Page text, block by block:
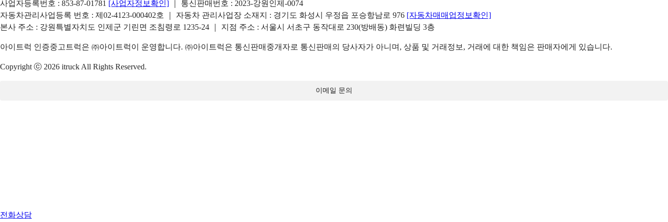
사업자등록번호 : 853-87-01781 [사업자정보확인]
｜ 통신판매번호 : 2023-강원인제-0074
자동차관리사업등록 번호 : 제02-4123-000402호 ｜ 자동차 관리사업장 소재지 : 경기도 화성시 우정읍 포승항남로 976 [자동차매매업정보확인]
본사 주소 : 강원특별자치도 인제군 기린면 조침령로 1235-24 ｜ 지점 주소 : 서울시 서초구 동작대로 230(방배동) 화련빌딩 3층
아이트럭 인증중고트럭은 ㈜아이트럭이 운영합니다. ㈜아이트럭은 통신판매중개자로 통신판매의 당사자가 아니며, 상품 및 거래정보, 거래에 대한 책임은 판매자에게 있습니다.
Copyright ⓒ 2026 itruck All Rights Reserved.
이메일 문의
전화상담